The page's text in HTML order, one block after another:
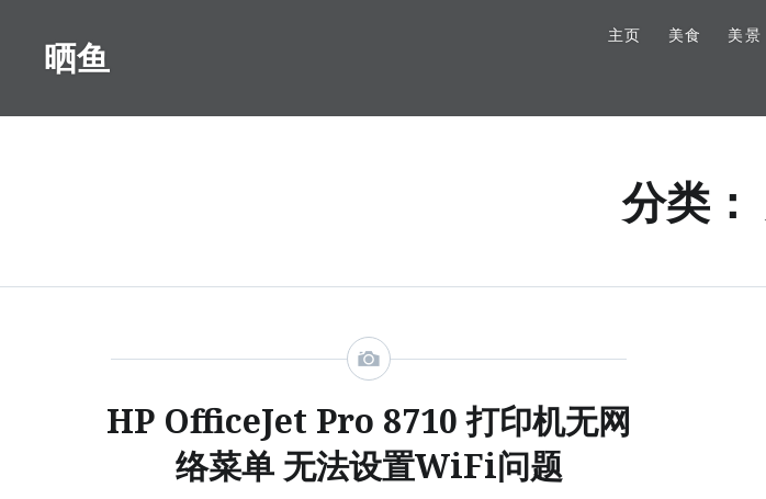
content晒鱼
主页 美食 美景
分类：
HP OfficeJet Pro 8710 打印机无网
络菜单 无法设置WiFi问题